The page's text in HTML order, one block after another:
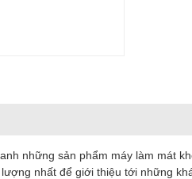
những sản phẩm máy làm mát
nhất để giới thiệu tới những